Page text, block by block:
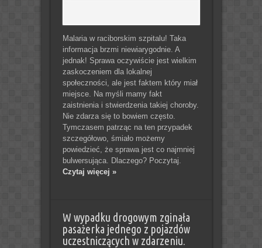
Malaria w raciborskim szpitalu! Taka
informacja brzmi niewiarygodnie. A
jednak! Sprawa oczywiście jest wielkim
zaskoczeniem dla lokalnej
społeczności, ale jest faktem który miał
miejsce. Na myśli mamy fakt
zaistnienia i stwierdzenia takiej choroby.
Nie zdarza się to bowiem często.
Tymczasem patrząc na ten przypadek
szczegółowo, śmiało możemy
powiedzieć, że sprawa jest co najmniej
bulwersująca. Dlaczego? Poczytaj.
Czytaj więcej »
W wypadku drogowym zginała
pasażerka jednego z pojazdów
uczestniczących w zdarzeniu.